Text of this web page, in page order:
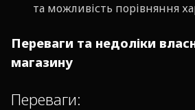
та можливість порівняння
Переваги та недоліки
магазину
Переваги: